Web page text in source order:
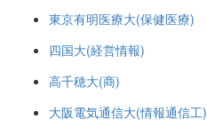
東京有明医療大(保健医療)
四国大(経営情報)
高千穂大(商)
大阪電気通信大(情報通信工)